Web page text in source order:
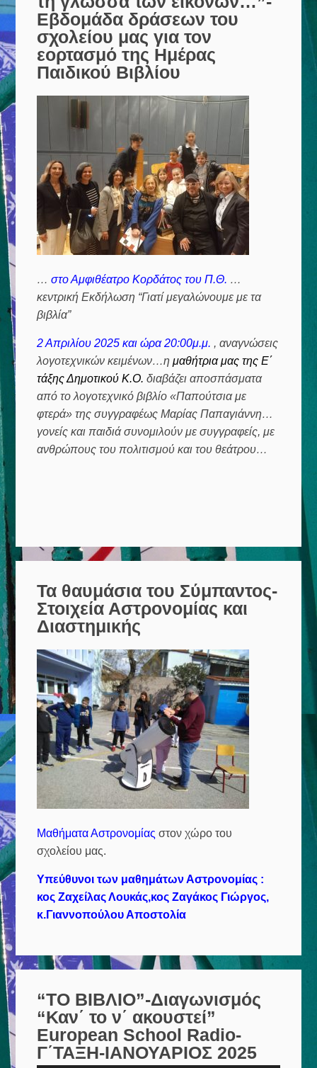
Εβδομάδα δράσεων του
σχολείου μας για τον
εορτασμό της Ημέρας
Παιδικού Βιβλίου
…στο Αμφιθέατρο Κορδάτος του Π.Θ. …
κεντρική Εκδήλωση “Γιατί μεγαλώνουμε με τα
βιβλία”
2 Απριλίου 2025 και ώρα 20:00μ.μ. , αναγνώσεις
λογοτεχνικών κειμένων…ημαθήτρια μας της Ε΄
τάξης Δημοτικού Κ.Ο. διαβάζει αποσπάσματα
από το λογοτεχνικό βιβλίο «Παπούτσια με
φτερά» της συγγραφέως Μαρίας Παπαγιάννη…
γονείς και παιδιά συνομιλούν με συγγραφείς, με
ανθρώπους του πολιτισμού και του θεάτρου…
Τα θαυμάσια του Σύμπαντος-
Στοιχεία Αστρονομίας και
Διαστημικής
Μαθήματα Αστρονομίας στον χώρο του
σχολείου μας.
Υπεύθυνοι των μαθημάτων Αστρονομίας :
κος Ζαχείλας Λουκάς,κος Ζαγάκος Γιώργος,
κ.Γιαννοπούλου Αποστολία
“ΤΟ ΒΙΒΛΙΟ”-Διαγωνισμός
“Καν΄ το ν΄ ακουστεί”
European School Radio-
Γ΄ΤΑΞΗ-ΙΑΝΟΥΑΡΙΟΣ 2025